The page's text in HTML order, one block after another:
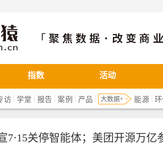
指数 活动
访| 学堂 | 报告 | 案例 | 产品 | 大数据+ 能源 |
7·15关停智能体；美团开源万亿